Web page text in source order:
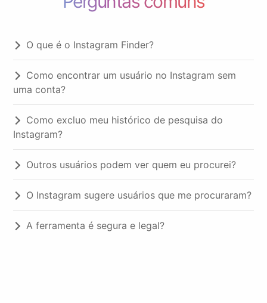
O que é o Instagram Finder?
Como encontrar um usuário no Instagram sem
uma conta?
Como excluo meu histórico de pesquisa do
Instagram?
Outros usuários podem ver quem eu procurei?
O Instagram sugere usuários que me procuraram?
A ferramenta é segura e legal?